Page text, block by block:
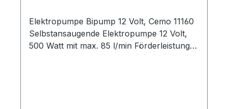
Elektropumpe Bipump 12 Volt, Cemo 11160
Selbstansaugende Elektropumpe 12 Volt,
500 Watt mit max. 85 l/min Förderleistung